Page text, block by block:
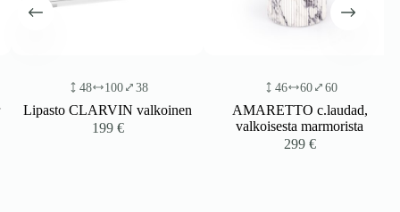
48 100 38
Lipasto CLARVIN valkoinen
199€
46 60 60
AMARETTO c.laudad,
valkoisesta marmorista
299€